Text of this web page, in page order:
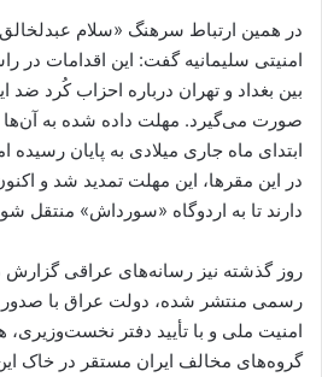
در همین ارتباط سرهنگ «سلام
امنیتی سلیمانیه گفت: این اقدامات در
بین بغداد و تهران درباره احزاب کُرد ضد
صورت می‌گیرد. مهلت داده شده به آن‌ها
ابتدای ماه جاری میلادی به پایان رسیده
دارند تا به اردوگاه «سورداش» منتقل
روز گذشته نیز رسانه‌های عراقی گزارش
رسمی منتشر شده، دولت عراق با
امنیت ملی و با تأیید دفتر
گروه‌های مخالف ایران مستقر در خاک